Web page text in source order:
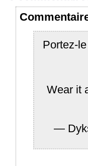
Portez-
Wear it
—